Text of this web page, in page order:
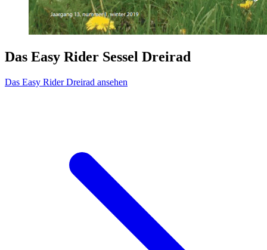
Das Easy Rider Sessel Dreirad
Das Easy Rider Dreirad ansehen